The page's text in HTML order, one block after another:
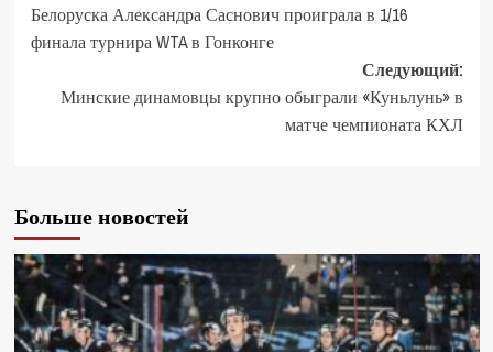
Белоруска Александра Саснович проиграла в 1/16
финала турнира WTA в Гонконге
Следующий:
Минские динамовцы крупно обыграли «Куньлунь» в
матче чемпионата КХЛ
Больше новостей